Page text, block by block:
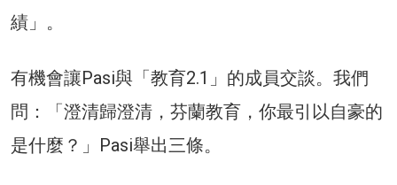
績」。
有機會讓Pasi與「教育2.1」的成員交談。我們
問：「澄清歸澄清，芬蘭教育，你最引以自豪的
是什麼？」Pasi舉出三條。